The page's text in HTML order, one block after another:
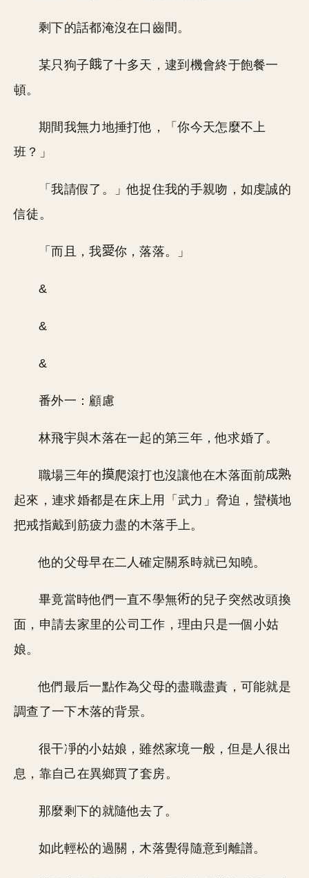
剩下的話都淹沒在口齒間。
某只狗子
了十多天，逮到機會終于飽餐一
頓。
期間我無力地捶打他，「你今天怎麼不上
班？」
「我請假了。」他捉住我的手親吻，如虔誠的
信徒。
「而且，我 你，落落。」
&
&
&
番外一：顧慮
林飛宇與木落在一起的第三年，他求婚了。
職場三年的
爬滾打也沒讓他在木落面前
起來，連求婚都是在床上用「武力」脅迫，蠻橫地
把戒指戴到筋疲力盡的木落手上。
他的父母早在二人確定關系時就已知曉。
畢竟當時他們一直不學無
的兒子突然改頭換
面，申請去家里的公司工作，理由只是一個小姑
娘。
他們最后一點作為父母的盡職盡責，可能就是
調查了一下木落的背景。
很干凈的小姑娘，雖然家境一般，但是人很出
息，靠自己在異鄉買了套房。
那麼剩下的就隨他去了。
如此輕松的過關，木落覺得隨意到離譜。